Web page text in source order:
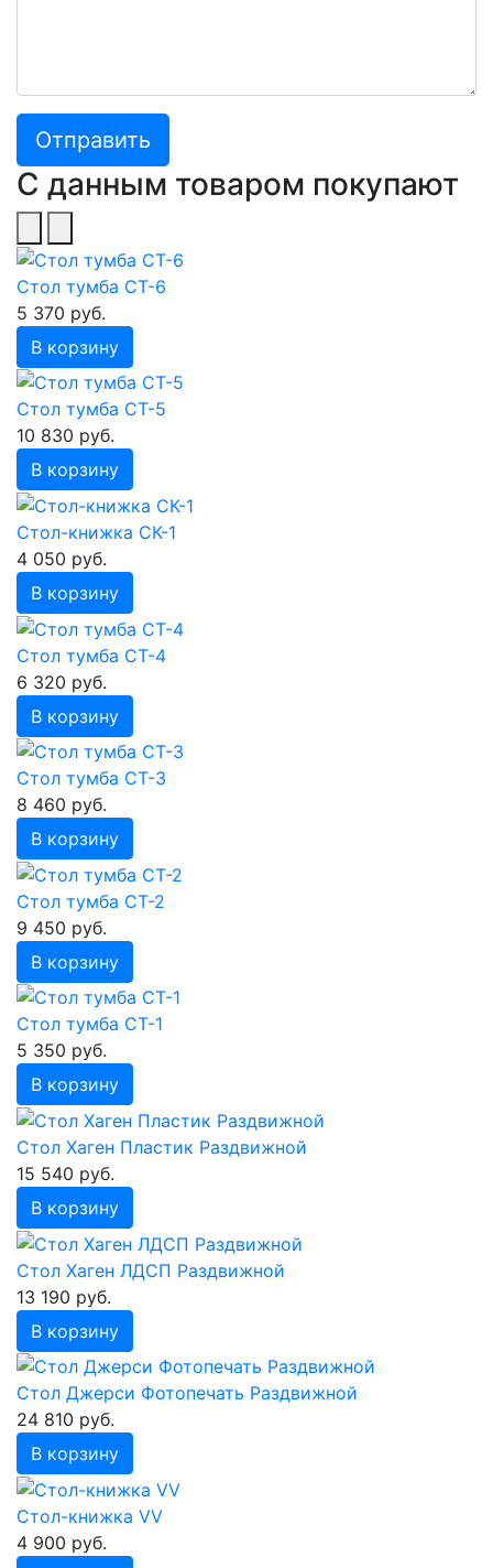
С данным товаром покупают
Стол тумба СТ-6
5 370 руб.
В корзину
Стол тумба СТ-5
10 830 руб.
В корзину
Стол-книжка СК-1
4 050 руб.
В корзину
Стол тумба СТ-4
6 320 руб.
В корзину
Стол тумба СТ-3
8 460 руб.
В корзину
Стол тумба СТ-2
9 450 руб.
В корзину
Стол тумба СТ-1
5 350 руб.
В корзину
Стол Хаген Пластик Раздвижной
15 540 руб.
В корзину
Стол Хаген ЛДСП Раздвижной
13 190 руб.
В корзину
Стол Джерси Фотопечать Раздвижной
24 810 руб.
В корзину
Стол-книжка VV
4 900 руб.